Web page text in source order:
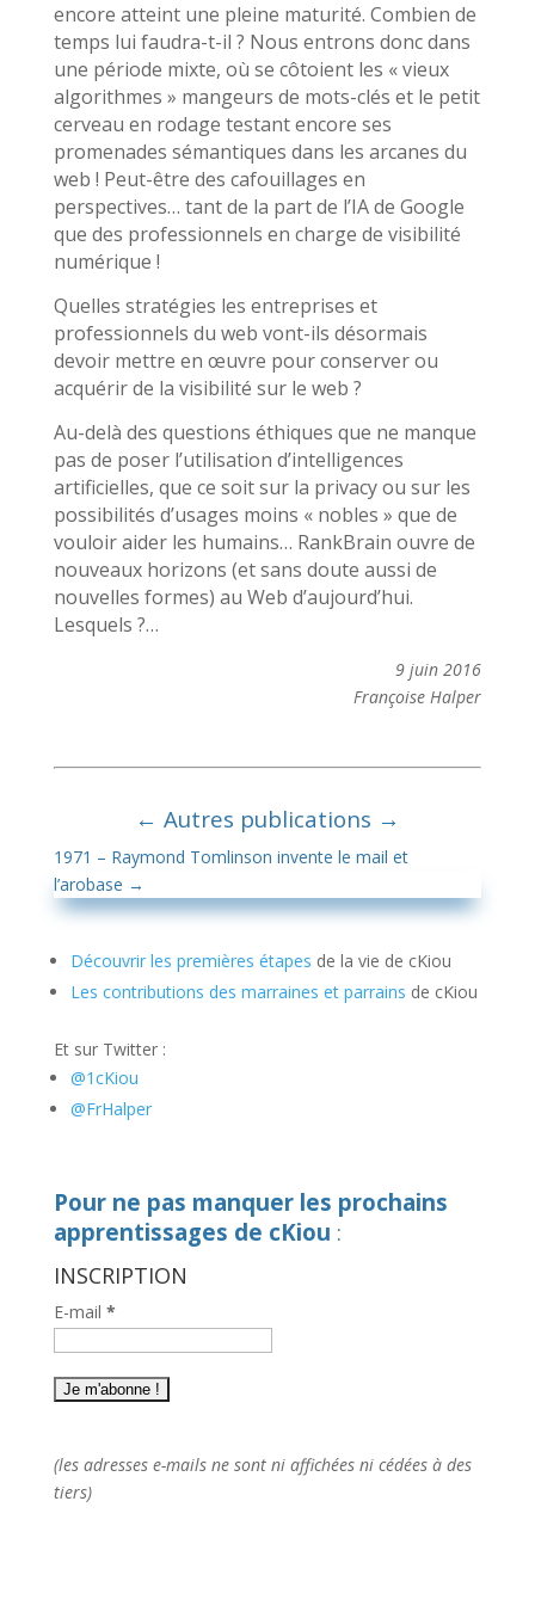
encore atteint une pleine maturité. Combien de
temps lui faudra-t-il ? Nous entrons donc dans
une période mixte, où se côtoient les « vieux
algorithmes » mangeurs de mots-clés et le petit
cerveau en rodage testant encore ses
promenades sémantiques dans les arcanes du
web ! Peut-être des cafouillages en
perspectives… tant de la part de l’IA de Google
que des professionnels en charge de visibilité
numérique !
Quelles stratégies les entreprises et
professionnels du web vont-ils désormais
devoir mettre en œuvre pour conserver ou
acquérir de la visibilité sur le web ?
Au-delà des questions éthiques que ne manque
pas de poser l’utilisation d’intelligences
artificielles, que ce soit sur la privacy ou sur les
possibilités d’usages moins « nobles » que de
vouloir aider les humains… RankBrain ouvre de
nouveaux horizons (et sans doute aussi de
nouvelles formes) au Web d’aujourd’hui.
Lesquels ?…
9 juin 2016
Françoise Halper
← Autres publications →
1971 – Raymond Tomlinson invente le mail et
l’arobase →
Découvrir les premières étapes de la vie de cKiou
Les contributions des marraines et parrains de cKiou
Et sur Twitter :
@1cKiou
@FrHalper
Pour ne pas manquer les prochains
apprentissages de cKiou :
INSCRIPTION
E-mail *
(les adresses e-mails ne sont ni affichées ni cédées à des
tiers)